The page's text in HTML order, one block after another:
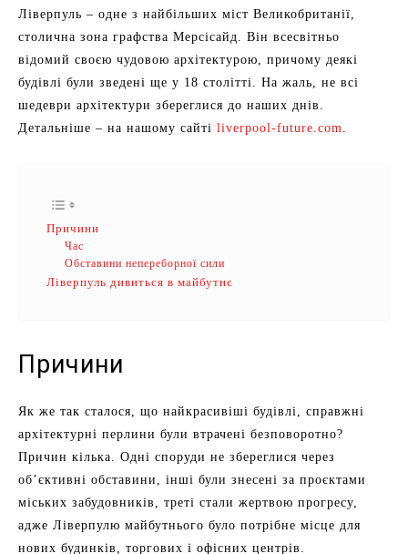
Ліверпуль – одне з найбільших міст Великобританії,
столична зона графства Мерсісайд. Він всесвітньо
відомий своєю чудовою архітектурою, причому деякі
будівлі були зведені ще у 18 столітті. На жаль, не всі
шедеври архітектури збереглися до наших днів.
Детальніше – на нашому сайті liverpool-future.com.
Причини
Час
Обставини непереборної сили
Ліверпуль дивиться в майбутнє
Причини
Як же так сталося, що найкрасивіші будівлі, справжні
архітектурні перлини були втрачені безповоротно?
Причин кілька. Одні споруди не збереглися через
об’єктивні обставини, інші були знесені за проєктами
міських забудовників, треті стали жертвою прогресу,
адже Ліверпулю майбутнього було потрібне місце для
нових будинків, торгових і офісних центрів.